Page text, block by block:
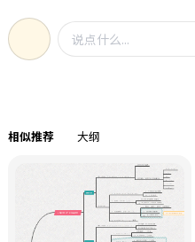
相似推荐 大纲